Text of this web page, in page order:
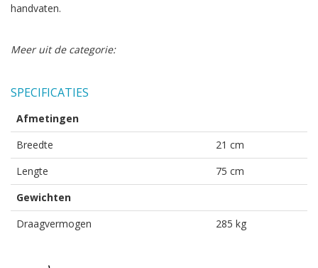
handvaten.
Meer uit de categorie:
SPECIFICATIES
Afmetingen
Breedte
21 cm
Lengte
75 cm
Gewichten
Draagvermogen
285 kg